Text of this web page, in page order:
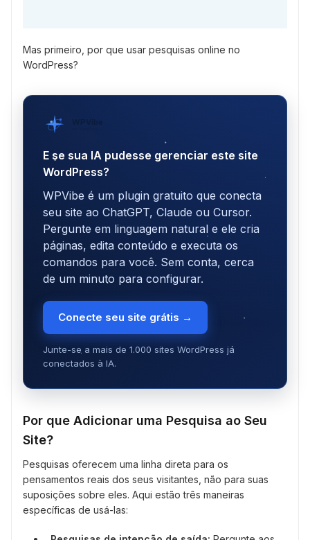
Mas primeiro, por que usar pesquisas online no
WordPress?
WPVibe
E se sua IA pudesse gerenciar este site
WordPress?
WPVibe é um plugin gratuito que conecta
seu site ao ChatGPT, Claude ou Cursor.
Pergunte em linguagem natural e ele cria
páginas, edita conteúdo e executa os
comandos para você. Sem conta, cerca
de um minuto para configurar.
Conecte seu site grátis →
Junte-se a mais de 1.000 sites WordPress já
conectados à IA.
Por que Adicionar uma Pesquisa ao Seu
Site?
Pesquisas oferecem uma linha direta para os
pensamentos reais dos seus visitantes, não para suas
suposições sobre eles. Aqui estão três maneiras
específicas de usá-las: